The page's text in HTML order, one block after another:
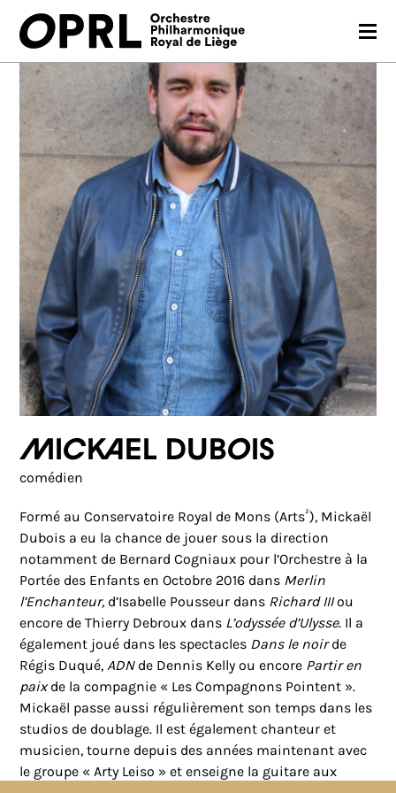
CONCERTS
SAISON 26-27
JEUNES PUBLICS
OPRL
EN PRATIQUE
MÉDIAS
NOUS SOUTENIR
FR EN
Mickael Dubois
comédien
Formé au Conservatoire Royal de Mons (Arts²), Mickaël
Dubois a eu la chance de jouer sous la direction
notamment de Bernard Cogniaux pour l’Orchestre à la
Portée des Enfants en Octobre 2016 dans Merlin
l’Enchanteur, d’Isabelle Pousseur dans Richard IIIou
encore de Thierry Debroux dans L’odyssée d’Ulysse. Il a
également joué dans les spectacles Dans le noirde
Régis Duqué,ADN de Dennis Kelly ou encore Partir en
paixde la compagnie « Les Compagnons Pointent ».
Mickaël passe aussi régulièrement son temps dans les
studios de doublage. Il est également chanteur et
musicien, tourne depuis des années maintenant avec
le groupe « Arty Leiso » et enseigne la guitare aux